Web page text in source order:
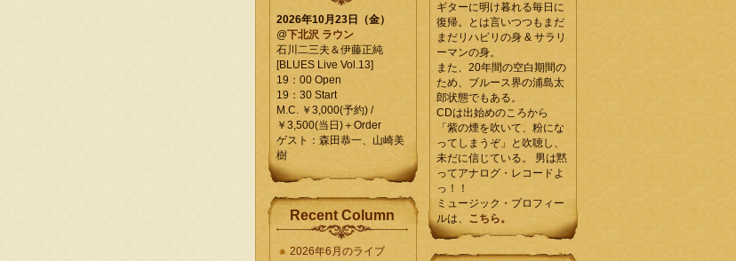
2026年10月23日（金）
@下北沢 ラウン
石川二三夫＆伊藤正純
[BLUES Live Vol.13]
19：00 Open
19：30 Start
M.C. ￥3,000(予約) /
￥3,500(当日)＋Order
ゲスト：森田恭一、山崎美
樹
Recent Column
2026年6月のライブ
ギターに明け暮れる毎日に
復帰。とは言いつつもまだ
まだリハビリの身 & サラリ
ーマンの身。
また、20年間の空白期間の
ため、ブルース界の浦島太
郎状態でもある。
CDは出始めのころから
「紫の煙を吹いて、粉にな
ってしまうぞ」と吹聴し、
未だに信じている。 男は黙
ってアナログ・レコードよ
っ！！
ミュージック・プロフィー
ルは、 こちら。